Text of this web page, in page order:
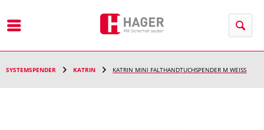
SYSTEMSPENDER KATRIN KATRIN MINI FALTHANDTUCHSPENDER M WEISS